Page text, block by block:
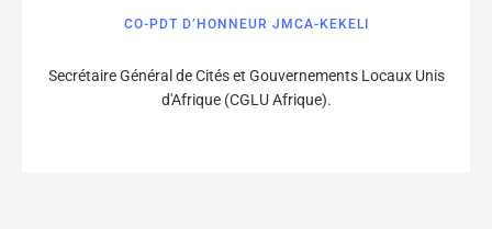
CO-PDT D’HONNEUR JMCA-KEKELI
Secrétaire Général de Cités et Gouvernements Locaux Unis
d'Afrique (CGLU Afrique).